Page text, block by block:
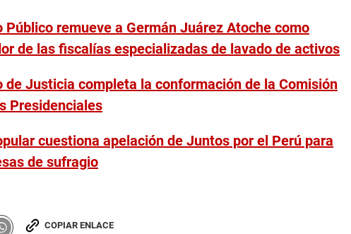
Público remueve a Germán Juárez Atoche como
de las fiscalías especializadas de lavado de activos
de Justicia completa la conformación de la Comisión
Presidenciales
cuestiona apelación de Juntos por el Perú para
de sufragio
COPIAR ENLACE